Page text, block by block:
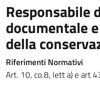
Responsabile
documentale
della
Riferimenti Normativi
Art. 10, co.8, lett a) e art